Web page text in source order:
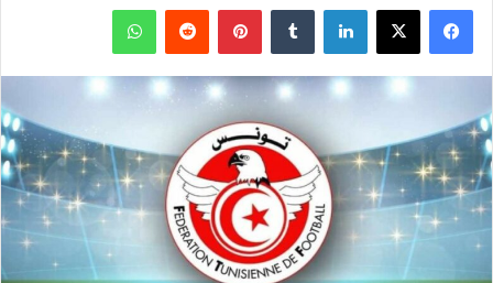
فيسبوك X لينكدإن بينتيريست واتساب